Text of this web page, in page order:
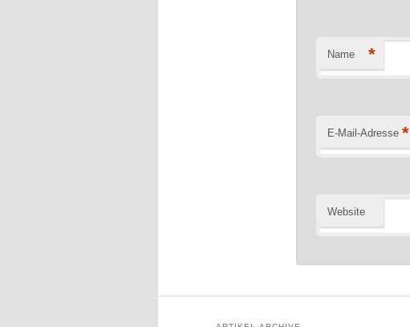
Name *
E-Mail-Adresse *
Website